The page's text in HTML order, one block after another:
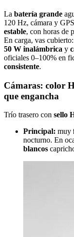
La batería grande
120 Hz, cámara y
estable, con horas de
En carga, vas cubierto:
50 W inalámbrica y
oficiales 0–100% en
consistente.
Cámaras: color
que engancha
Trío trasero con sello
Principal: muy
nocturno. En
blancos